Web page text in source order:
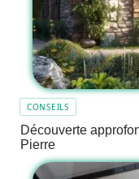
CONSEILS
Découverte
Pierre